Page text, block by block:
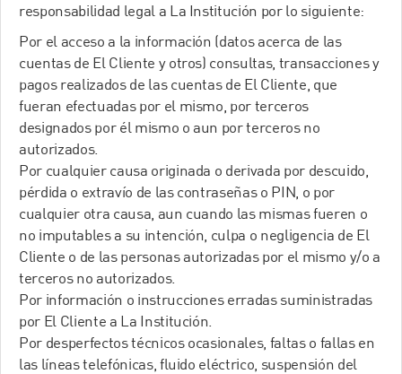
responsabilidad legal a La Institución por lo siguiente:
Por el acceso a la información (datos acerca de las
cuentas de El Cliente y otros) consultas, transacciones y
pagos realizados de las cuentas de El Cliente, que
fueran efectuadas por el mismo, por terceros
designados por él mismo o aun por terceros no
autorizados.
Por cualquier causa originada o derivada por descuido,
pérdida o extravío de las contraseñas o PIN, o por
cualquier otra causa, aun cuando las mismas fueren o
no imputables a su intención, culpa o negligencia de El
Cliente o de las personas autorizadas por el mismo y/o a
terceros no autorizados.
Por información o instrucciones erradas suministradas
por El Cliente a La Institución.
Por desperfectos técnicos ocasionales, faltas o fallas en
las líneas telefónicas, fluido eléctrico, suspensión del